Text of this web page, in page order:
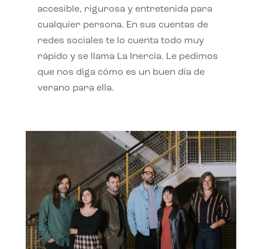
accesible, rigurosa y entretenida para
cualquier persona. En sus cuentas de
redes sociales te lo cuenta todo muy
rápido y se llama La Inercia. Le pedimos
que nos diga cómo es un buen día de
verano para ella.